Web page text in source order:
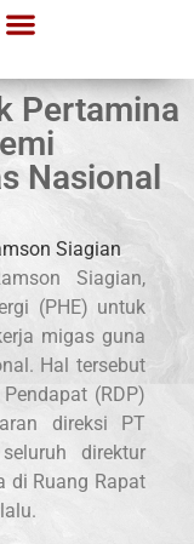
Pertamina
Nasional
Siagian,
(PHE) untuk
migas guna
Hal tersebut
(RDP)
direksi PT
direktur
di Ruang Rapat